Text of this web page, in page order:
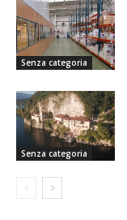
Senza categoria
Senza categoria